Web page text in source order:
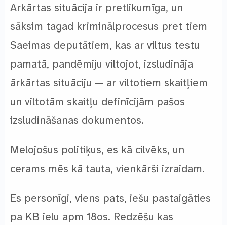
Arkārtas situācija ir pretlikumīga, un
sāksim tagad kriminālprocesus pret tiem
Saeimas deputātiem, kas ar viltus testu
pamatā, pandēmiju viltojot, izsludināja
ārkārtas situāciju — ar viltotiem skaitļiem
un viltotām skaitļu definīcijām pašos
izsludināšanas dokumentos.
Melojošus politiķus, es kā cilvēks, un
cerams mēs kā tauta, vienkārši izraidam.
Es personīgi, viens pats, iešu pastaigāties
pa KB ielu apm 18os. Redzēšu kas